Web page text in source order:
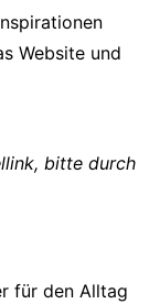
Website und
bitte durch
für den Alltag